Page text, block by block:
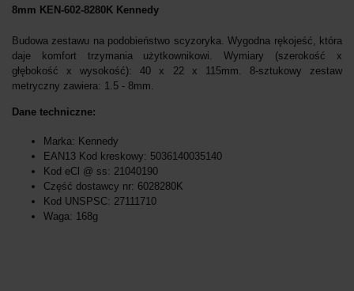
8mm KEN-602-8280K Kennedy
Budowa zestawu na podobieństwo scyzoryka. Wygodna rękojeść, która
daje komfort trzymania użytkownikowi. Wymiary (szerokość x
głębokość x wysokość): 40 x 22 x 115mm. 8-sztukowy zestaw
metryczny zawiera: 1.5 - 8mm.
Dane techniczne:
Marka: Kennedy
EAN13 Kod kreskowy: 5036140035140
Kod eCl @ ss: 21040190
Część dostawcy nr: 6028280K
Kod UNSPSC: 27111710
Waga: 168g